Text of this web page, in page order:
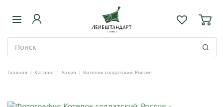
Главная | Каталог | Архив | Котелок солдатский, Россия